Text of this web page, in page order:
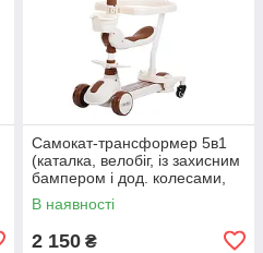
Самокат-трансформер 5в1
(каталка, велобіг, із захисним
бампером і дод. колесами,
музика, підсвітка) арт. JR3-
167-5BC-BR
В наявності
2 150 ₴